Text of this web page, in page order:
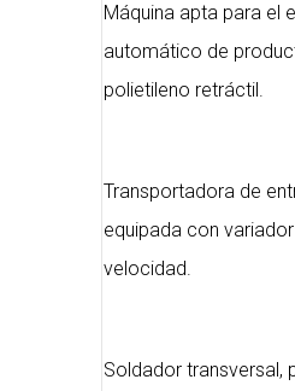
Máquina apta para el
automático de
polietileno retráctil.
Transportadora de
equipada con
velocidad.
Soldador transversal,